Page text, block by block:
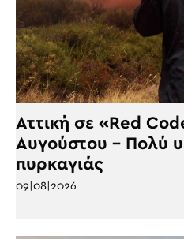
Αττική σε «Red
Αυγούστου – Πολύ
πυρκαγιάς
09|08|2026